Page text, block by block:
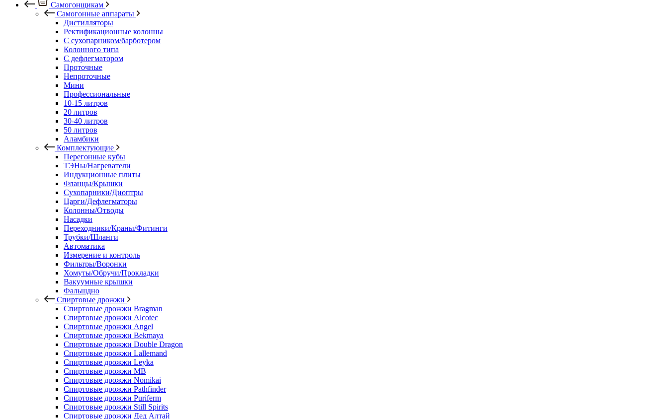
Самогонщикам
Самогонные аппараты
Дистилляторы
Ректификационные колонны
С сухопарником/барботером
Колонного типа
С дефлегматором
Проточные
Непроточные
Мини
Профессиональные
10-15 литров
20 литров
30-40 литров
50 литров
Аламбики
Комплектующие
Перегонные кубы
ТЭНы/Нагреватели
Индукционные плиты
Фланцы/Крышки
Сухопарники/Диоптры
Царги/Дефлегматоры
Колонны/Отводы
Насадки
Переходники/Краны/Фитинги
Трубки/Шланги
Автоматика
Измерение и контроль
Фильтры/Воронки
Хомуты/Обручи/Прокладки
Вакуумные крышки
Фальшдно
Спиртовые дрожжи
Спиртовые дрожжи Bragman
Спиртовые дрожжи Alcotec
Спиртовые дрожжи Angel
Спиртовые дрожжи Bekmaya
Спиртовые дрожжи Double Dragon
Спиртовые дрожжи Lallemand
Спиртовые дрожжи Leyka
Спиртовые дрожжи MB
Спиртовые дрожжи Nomikai
Спиртовые дрожжи Pathfinder
Спиртовые дрожжи Puriferm
Спиртовые дрожжи Still Spirits
Спиртовые дрожжи Дед Алтай